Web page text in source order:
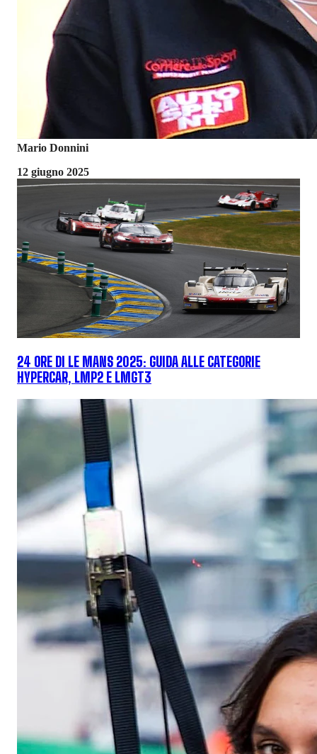
Mario Donnini
12 giugno 2025
24 ORE DI LE MANS 2025: GUIDA ALLE CATEGORIE
HYPERCAR, LMP2 E LMGT3